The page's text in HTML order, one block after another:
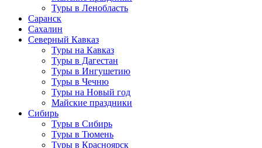
Туры в Ленобласть
Саранск
Сахалин
Северный Кавказ
Туры на Кавказ
Туры в Дагестан
Туры в Ингушетию
Туры в Чечню
Туры на Новый год
Майские праздники
Сибирь
Туры в Сибирь
Туры в Тюмень
Туры в Красноярск